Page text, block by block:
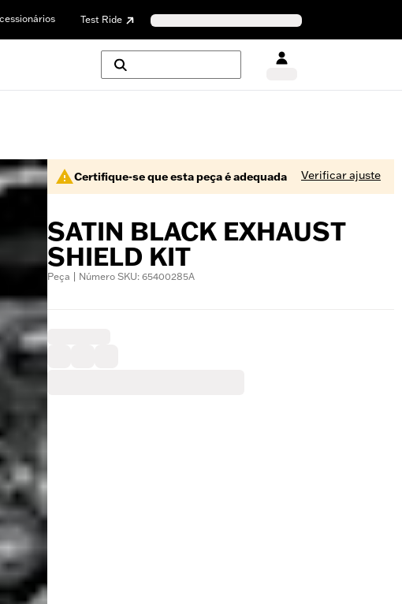
Test Ride
Certifique-se que esta peça é adequada Verificar ajuste
SATIN BLACK EXHAUST
SHIELD KIT
Peça | Número SKU: 65400285A